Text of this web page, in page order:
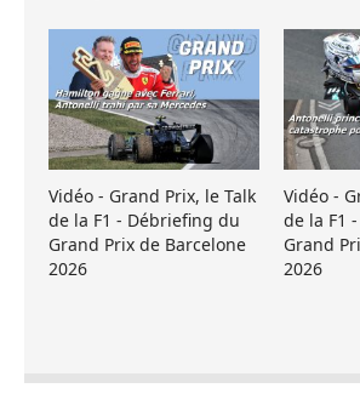
Vidéo - Grand Prix, le Talk
de la F1 - Débriefing du
Grand Prix de Barcelone
2026
Vidéo -
de la F1
Grand
2026